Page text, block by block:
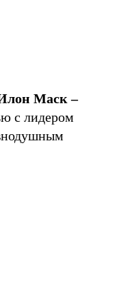
Маск –
с лидером